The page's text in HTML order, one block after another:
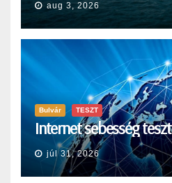
aug 3, 2026
Bulvár TESZT
Internet sebesség teszt
júl 31, 2026